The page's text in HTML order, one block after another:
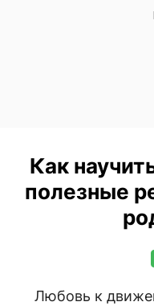
Как
полезные
Любовь к